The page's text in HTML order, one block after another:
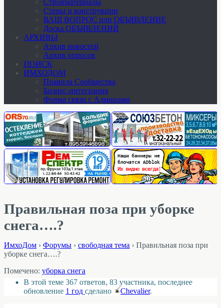
Стены и конструкции
ВАШ ВОПРОС или ОБЪЯВЛЕНИЕ
Доска ОБЪЯВЛЕНИЙ
АРХИВЫ
Архив новостей
Архив опросов
ПОИСК
ИМХОДОМ
Правила Сообщества
Бизнес-интеграция
Форма связи с Админами
Правильная поза при уборке
снега….?
ИмхоДом › Форумы › свободная тема › Правильная поза при
уборке снега….?
Помечено: уборка снега
В этой теме 367 ответов, 83 участника, последнее
обновление 1 год сделано Chevalier.